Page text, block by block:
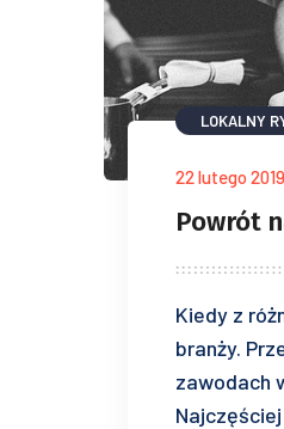
LOKALNY
22 lutego 2019
Powrót
Kiedy z
branży.
zawodach